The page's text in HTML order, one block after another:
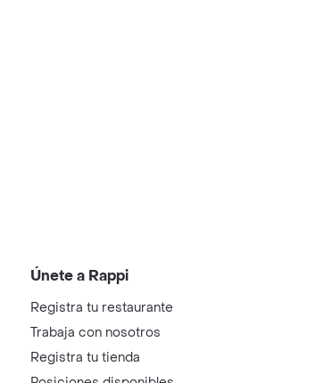
Únete a Rappi
Registra tu restaurante
Trabaja con nosotros
Registra tu tienda